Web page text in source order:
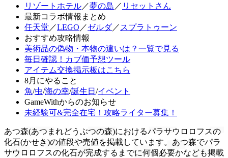
リゾートホテル／夢の島 ／ リセットさん
最新コラボ情報まとめ
任天堂 ／LEGO ／ゼルダ／ スプラトゥーン
おすすめ攻略情報
美術品の偽物・本物の違いは？一覧で見る
毎日確認！カブ価予想ツール
アイテム交換掲示板はこちら
8月にやること
魚/虫/海の幸/誕生日 /イベント
GameWithからのお知らせ
未経験可&完全在宅！攻略ライター募集！
あつ森(あつまれどうぶつの森)におけるパラサウロロフスの
化石(かせき)の値段や売値を掲載しています。あつ森でパラ
サウロロフスの化石が完成するまでに何個必要かなども掲載